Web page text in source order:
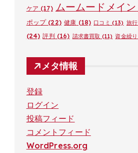
ケア (17) ムームードメイン
ポップ(22) 健康 (18) 口コミ (13) 旅行
(24) 評判 (16) 請求書買取 (11) 資金繰り
メタ情報
登録
ログイン
投稿フィード
コメントフィード
WordPress.org